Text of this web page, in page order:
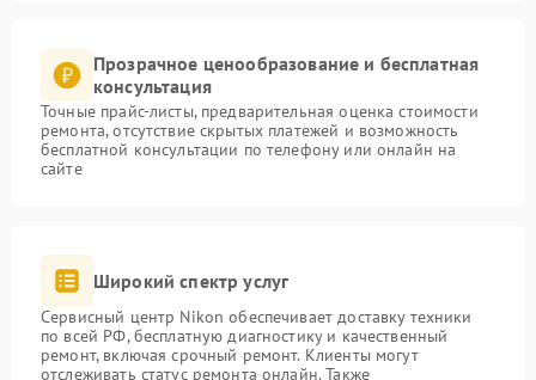
Прозрачное ценообразование и бесплатная
консультация
Точные прайс-листы, предварительная оценка стоимости
ремонта, отсутствие скрытых платежей и возможность
бесплатной консультации по телефону или онлайн на
сайте
Широкий спектр услуг
Сервисный центр Nikon обеспечивает доставку техники
по всей РФ, бесплатную диагностику и качественный
ремонт, включая срочный ремонт. Клиенты могут
отслеживать статус ремонта онлайн. Также